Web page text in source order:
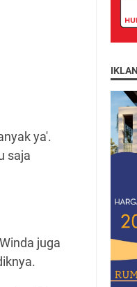
ya'.
saja
juga